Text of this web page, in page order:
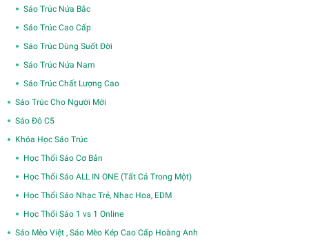
Sáo Trúc Nứa Bắc
Sáo Trúc Cao Cấp
Sáo Trúc Dùng Suốt Đời
Sáo Trúc Nứa Nam
Sáo Trúc Chất Lượng Cao
Sáo Trúc Cho Người Mới
Sáo Đô C5
Khóa Học Sáo Trúc
Học Thổi Sáo Cơ Bản
Học Thổi Sáo ALL IN ONE (Tất Cả Trong Một)
Học Thổi Sáo Nhạc Trẻ, Nhạc Hoa, EDM
Học Thổi Sáo 1 vs 1 Online
Sáo Mèo Việt , Sáo Mèo Kép Cao Cấp Hoàng Anh